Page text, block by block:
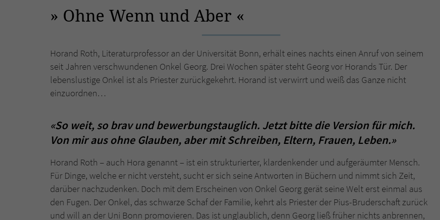
Ohne Wenn und Aber
Horand Roth, Literaturprofessor an der Universität Bonn, erhält eines nachts einen Anruf von seinem
seit Jahren verschwundenen Onkel Georg. Drei Wochen später steht Georg vor Horands Tür. Der
lebenslustige Onkel ist als Priester zurückgekehrt. Horand ist verwirrt und weiß das Ganze nicht
einzuordnen…
«So weit, so brav und bewerbungstauglich. Jetzt bitte die Version für mich.
Von mir aus ohne Glauben, aber mit Schreiben, Eltern, Frauen, Leben.»
Horand Roth – auch Hora genannt – ist ein strukturierter, klardenkender und aufgeräumter Mensch.
Für Dinge, welche er nicht versteht, sucht er sich seine Antworten in Büchern und nimmt sich Zeit,
darüber nachzudenken. Doch mit dem Erscheinen von Onkel Georg gerät seine Welt erst einmal aus
den Fugen. Der Onkel, das schwarze Schaf der Familie, kehrt als Priester der Pius-Bruderschaft zurück
und will an der Uni Bonn promovieren. Das ist unglaublich, denn Georg ließ früher nichts anbrennen,
Name
Laufzeit 1 Jahr
Name fe_typo_user
Anbieter Literatur-Couch Medien GmbH & Co. KG
Laufzeit Session
Zweck
Dieses Cookie gewährleistet die Kommunikation der
Webseite mit dem Benutzer. Es wird benötigt um z. B.
den Sicherheitscode des Kontaktformulars zu